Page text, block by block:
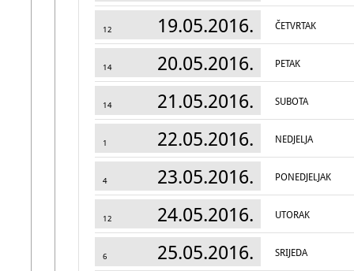
12 19.05.2016. ČETVRTAK
14 20.05.2016. PETAK
14 21.05.2016. SUBOTA
1 22.05.2016. NEDJELJA
4 23.05.2016. PONEDJELJAK
12 24.05.2016. UTORAK
6 25.05.2016. SRIJEDA